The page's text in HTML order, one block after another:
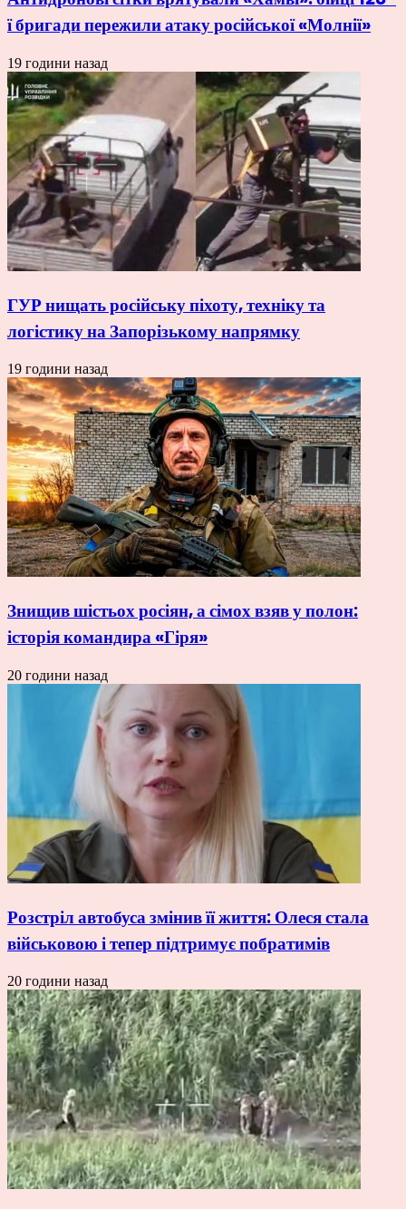
ї бригади пережили атаку російської «Молнії»
19 години назад
ГУР нищать російську піхоту, техніку та
логістику на Запорізькому напрямку
19 години назад
Знищив шістьох росіян, а сімох взяв у полон:
історія командира «Гіря»
20 години назад
Розстріл автобуса змінив її життя: Олеся стала
військовою і тепер підтримує побратимів
20 години назад